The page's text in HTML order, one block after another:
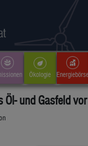
Ökologie Energiebörse
Öl- und Gasfeld